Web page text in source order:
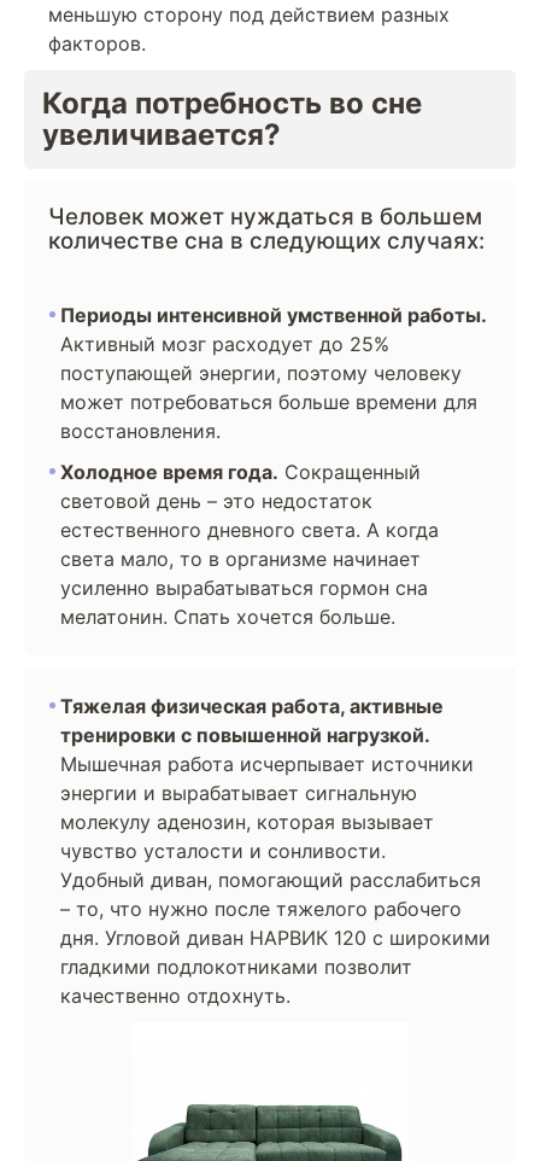
меньшую сторону под действием разных
факторов.
Когда потребность во сне
увеличивается?
Человек может нуждаться в большем
количестве сна в следующих случаях:
Периоды интенсивной умственной работы.
Активный мозг расходует до 25%
поступающей энергии, поэтому человеку
может потребоваться больше времени для
восстановления.
Холодное время года. Сокращенный
световой день – это недостаток
естественного дневного света. А когда
света мало, то в организме начинает
усиленно вырабатываться гормон сна
мелатонин. Спать хочется больше.
Тяжелая физическая работа, активные
тренировки с повышенной нагрузкой.
Мышечная работа исчерпывает источники
энергии и вырабатывает сигнальную
молекулу аденозин, которая вызывает
чувство усталости и сонливости.
Удобный диван, помогающий расслабиться
– то, что нужно после тяжелого рабочего
дня. Угловой диван НАРВИК 120 с широкими
гладкими подлокотниками позволит
качественно отдохнуть.